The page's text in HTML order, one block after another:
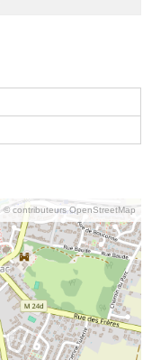
© contributeurs OpenStreetMap